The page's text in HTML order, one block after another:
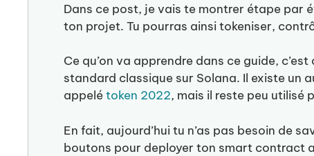
Dans ce post, je vais te montrer étape par
ton projet. Tu pourras ainsi tokeniser,
Ce qu’on va apprendre dans ce guide,
standard classique sur Solana. Il existe un
appelétoken 2022, mais il reste peu utilisé
En fait, aujourd’hui tu n’as pas besoin de
boutons pour deployer ton smart contract